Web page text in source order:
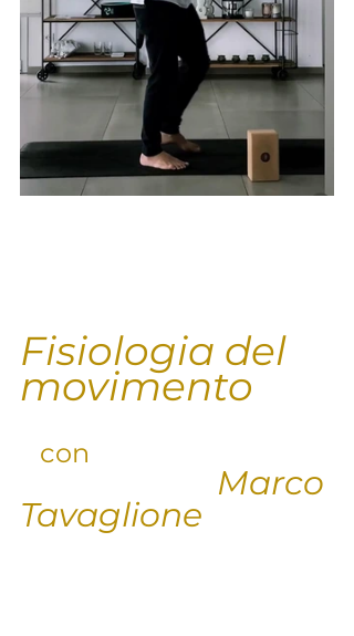
Fisiologia del
movimento
   con
Marco
Tavaglione